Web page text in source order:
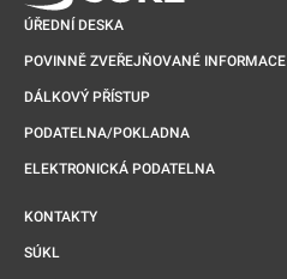
ÚŘEDNÍ DESKA
POVINNĚ ZVEŘEJŇOVANÉ INFORMACE
DÁLKOVÝ PŘÍSTUP
PODATELNA/POKLADNA
ELEKTRONICKÁ PODATELNA
KONTAKTY
SÚKL